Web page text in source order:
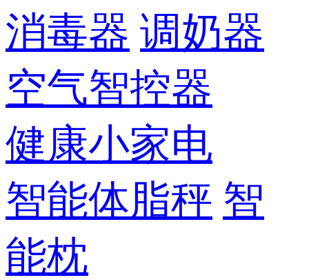
消毒器 调奶器
空气智控器
健康小家电
智能体脂秤 智
能枕